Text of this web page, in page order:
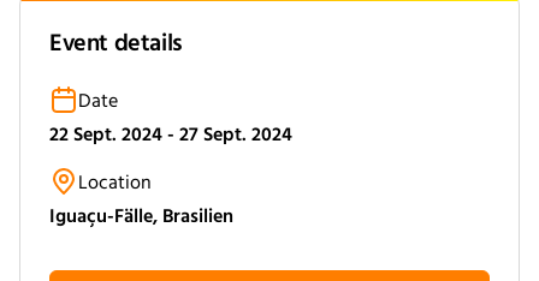
Event details
Date
22 Sept. 2024 - 27 Sept. 2024
Location
Iguaçu-Fälle, Brasilien